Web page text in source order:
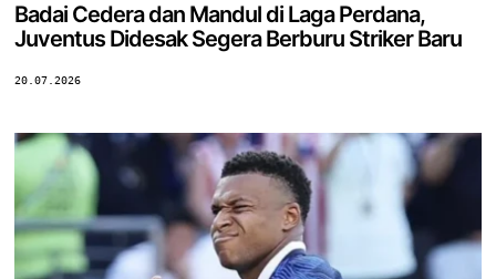
Badai Cedera dan Mandul di Laga Perdana,
Juventus Didesak Segera Berburu Striker Baru
20.07.2026